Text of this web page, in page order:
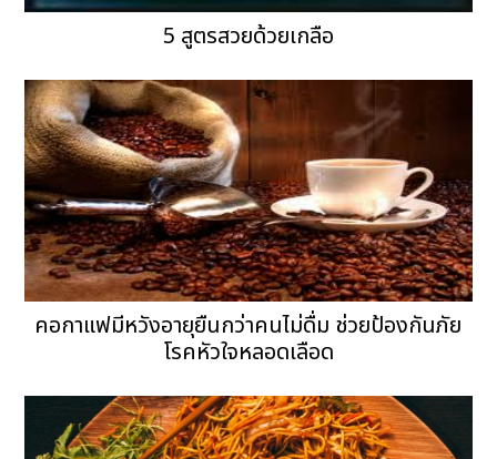
5 สูตรสวยด้วยเกลือ
คอกาแฟมีหวังอายุยืนกว่าคนไม่ดื่ม ช่วยป้องกันภัย
โรคหัวใจหลอดเลือด